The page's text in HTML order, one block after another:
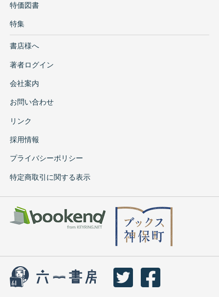
特価図書
特集
書店様へ
著者ログイン
会社案内
お問い合わせ
リンク
採用情報
プライバシーポリシー
特定商取引に関する表示